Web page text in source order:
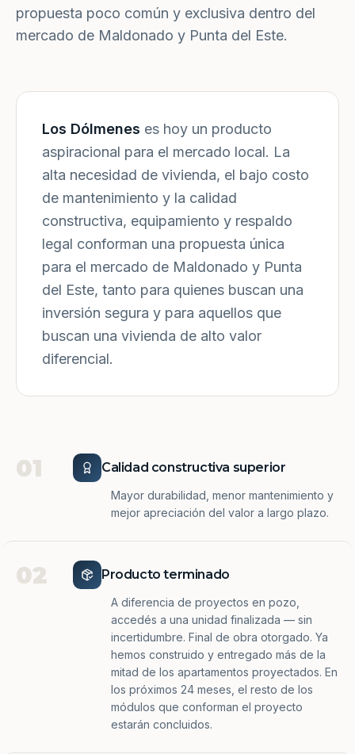
propuesta poco común y exclusiva dentro del
mercado de Maldonado y Punta del Este.
Los Dólmenes es hoy un producto
aspiracional para el mercado local. La
alta necesidad de vivienda, el bajo costo
de mantenimiento y la calidad
constructiva, equipamiento y respaldo
legal conforman una propuesta única
para el mercado de Maldonado y Punta
del Este, tanto para quienes buscan una
inversión segura y para aquellos que
buscan una vivienda de alto valor
diferencial.
01 Calidad constructiva superior
Mayor durabilidad, menor mantenimiento y
mejor apreciación del valor a largo plazo.
02 Producto terminado
A diferencia de proyectos en pozo,
accedés a una unidad finalizada — sin
incertidumbre. Final de obra otorgado. Ya
hemos construido y entregado más de la
mitad de los apartamentos proyectados. En
los próximos 24 meses, el resto de los
módulos que conforman el proyecto
estarán concluidos.